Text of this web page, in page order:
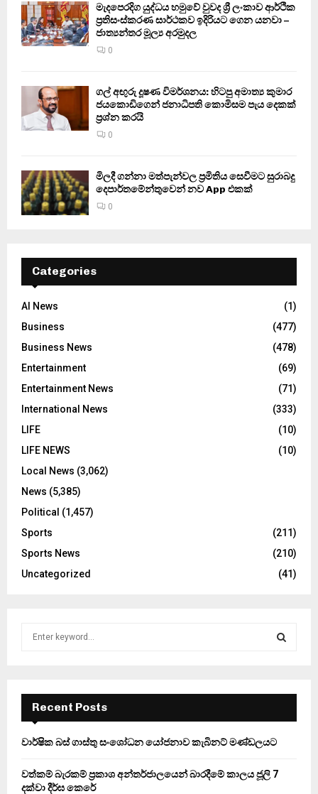
මැදපෙරදිග යුද්ධය හමුවේ වුවද ශ්‍රී ලංකාව ආර්ථික
ප්‍රතිසංස්කරණ සාර්ථකව ඉදිරියට ගෙන යනවා –
ජාත්‍යන්තර මූල්‍ය අරමුදල
0
ගල් අඟුරු දූෂණ විමර්ශනය: හිටපු අමාත්‍ය කුමාර
ජයකොඩිගෙන් ජනාධිපති කොමිසම පැය දෙකක්
ප්‍රශ්න කරයි
0
මිලදී ගන්නා මත්පැන්වල ප්‍රමිතිය සෙවීමට සුරාබදු
දෙපාර්තමේන්තුවෙන් නව App එකක්
0
Categories
AI News
(1)
Business
(477)
Business News
(478)
Entertainment
(69)
Entertainment News
(71)
International News
(333)
LIFE
(10)
LIFE NEWS
(10)
Local News (3,062)
News (5,385)
Political (1,457)
Sports
(211)
Sports News
(210)
Uncategorized
(41)
f
r
E
A
Recent Posts
වාර්ෂික බස් ගාස්තු සංශෝධන යෝජනාව කැබිනට් මණ්ඩලයට
වත්කම් බැරකම් ප්‍රකාශ අන්තර්ජාලයෙන් බාරදීමේ කාලය ජූලි 7
දක්වා දීර්ඝ කෙරේ